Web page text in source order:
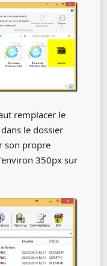
remplacer le
le dossier
son propre
350px sur